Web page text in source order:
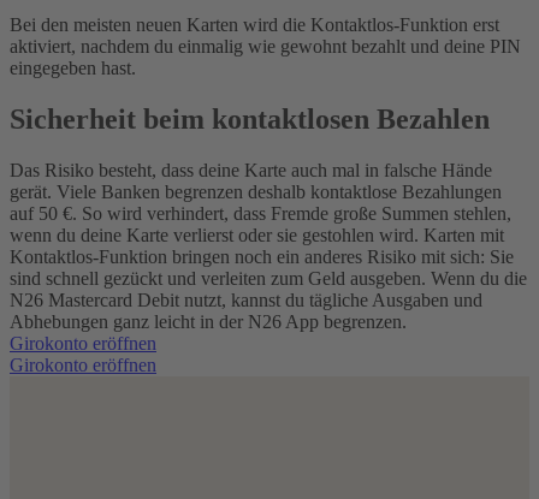
Bei den meisten neuen Karten wird die Kontaktlos-Funktion erst
aktiviert, nachdem du einmalig wie gewohnt bezahlt und deine PIN
eingegeben hast.
Sicherheit beim kontaktlosen Bezahlen
Das Risiko besteht, dass deine Karte auch mal in falsche Hände
gerät. Viele Banken begrenzen deshalb kontaktlose Bezahlungen
auf 50 €. So wird verhindert, dass Fremde große Summen stehlen,
wenn du deine Karte verlierst oder sie gestohlen wird. Karten mit
Kontaktlos-Funktion bringen noch ein anderes Risiko mit sich: Sie
sind schnell gezückt und verleiten zum Geld ausgeben. Wenn du die
N26 Mastercard Debit nutzt, kannst du tägliche Ausgaben und
Abhebungen ganz leicht in der N26 App begrenzen.
Girokonto eröffnen
Girokonto eröffnen